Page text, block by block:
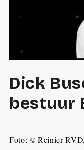
Dick
bestuur
Foto: ©Reinier